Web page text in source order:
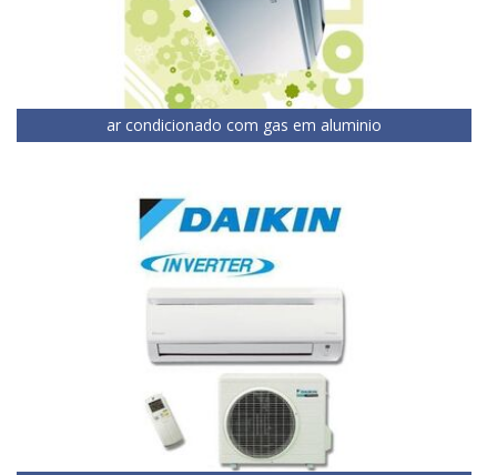
ar condicionado com gas em aluminio